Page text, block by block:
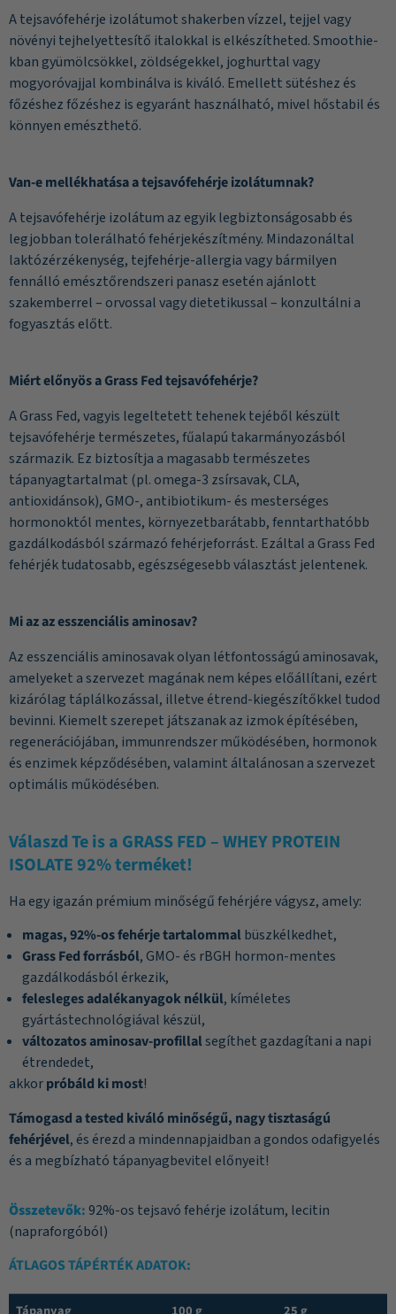
A tejsavófehérje izolátumot shakerben vízzel, tejjel vagy
növényi tejhelyettesítő italokkal is elkészítheted. Smoothie-
kban gyümölcsökkel, zöldségekkel, joghurttal vagy
mogyoróvajjal kombinálva is kiváló. Emellett sütéshez és
főzéshez főzéshez is egyaránt használható, mivel hőstabil és
könnyen emészthető.
Van-e mellékhatása a tejsavófehérje izolátumnak?
A tejsavófehérje izolátum az egyik legbiztonságosabb és
legjobban tolerálható fehérjekészítmény. Mindazonáltal
laktózérzékenység, tejfehérje-allergia vagy bármilyen
fennálló emésztőrendszeri panasz esetén ajánlott
szakemberrel – orvossal vagy dietetikussal – konzultálni a
fogyasztás előtt.
Miért előnyös a Grass Fed tejsavófehérje?
A Grass Fed, vagyis legeltetett tehenek tejéből készült
tejsavófehérje természetes, fűalapú takarmányozásból
származik. Ez biztosítja a magasabb természetes
tápanyagtartalmat (pl. omega-3 zsírsavak, CLA,
antioxidánsok), GMO-, antibiotikum- és mesterséges
hormonoktól mentes, környezetbarátabb, fenntarthatóbb
gazdálkodásból származó fehérjeforrást. Ezáltal a Grass Fed
fehérjék tudatosabb, egészségesebb választást jelentenek.
Mi az az esszenciális aminosav?
Az esszenciális aminosavak olyan létfontosságú aminosavak,
amelyeket a szervezet magának nem képes előállítani, ezért
kizárólag táplálkozással, illetve étrend-kiegészítőkkel tudod
bevinni. Kiemelt szerepet játszanak az izmok építésében,
regenerációjában, immunrendszer működésében, hormonok
és enzimek képződésében, valamint általánosan a szervezet
optimális működésében.
Válaszd Te is a GRASS FED – WHEY PROTEIN
ISOLATE 92% terméket!
Ha egy igazán prémium minőségű fehérjére vágysz, amely:
magas, 92%-os fehérje tartalommalbüszkélkedhet,
Grass Fed forrásból, GMO- és rBGH hormon-mentes
gazdálkodásból érkezik,
felesleges adalékanyagok nélkül, kíméletes
gyártástechnológiával készül,
változatos aminosav-profillalsegíthet gazdagítani a napi
étrendedet,
akkorpróbáld ki most!
Támogasd a tested kiváló minőségű, nagy tisztaságú
fehérjével, és érezd a mindennapjaidban a gondos odafigyelés
és a megbízható tápanyagbevitel előnyeit!
Összetevők:92%-os tejsavó fehérje izolátum, lecitin
(napraforgóból)
ÁTLAGOS TÁPÉRTÉK ADATOK: